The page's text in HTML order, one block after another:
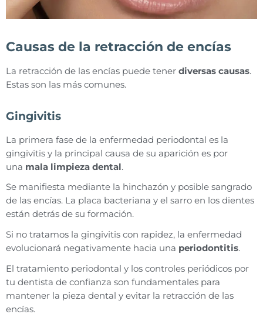
Causas de la retracción de encías
La retracción de las encías puede tener diversas causas.
Estas son las más comunes.
Gingivitis
La primera fase de la enfermedad periodontal es la
gingivitis y la principal causa de su aparición es por
una mala limpieza dental.
Se manifiesta mediante la hinchazón y posible sangrado
de las encías. La placa bacteriana y el sarro en los dientes
están detrás de su formación.
Si no tratamos la gingivitis con rapidez, la enfermedad
evolucionará negativamente hacia una periodontitis.
El tratamiento periodontal y los controles periódicos por
tu dentista de confianza son fundamentales para
mantener la pieza dental y evitar la retracción de las
encías.